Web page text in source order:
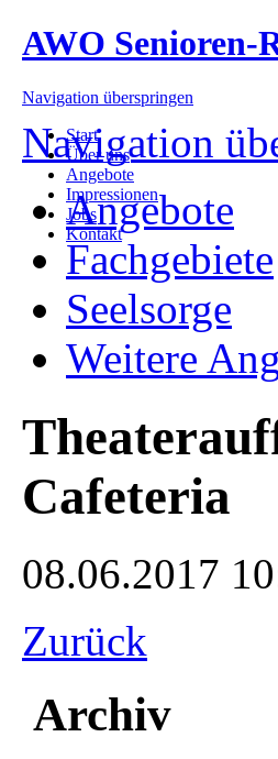
AWO Senioren-
Navigation überspringen
Start
Über uns
Angebote
Impressionen
Jobs
Kontakt
Navigation
Angebote
Fachgebiete
Seelsorge
Weitere
Cafeteria
08.06.2017
Zurück
Archiv